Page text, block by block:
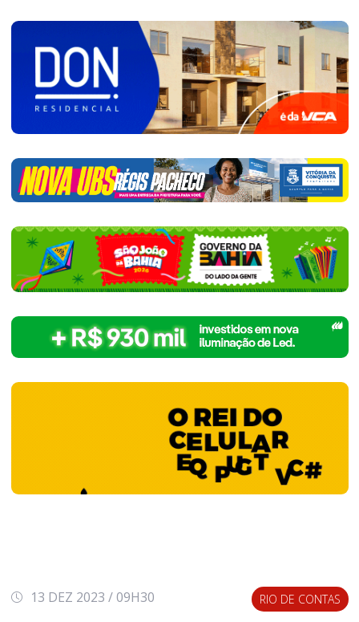
13 DEZ 2023 / 09H30 RIO DE CONTAS